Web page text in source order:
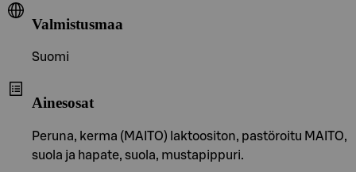
Valmistusmaa
Suomi
Ainesosat
Peruna, kerma (MAITO) laktoositon, pastöroitu MAITO,
suola ja hapate, suola, mustapippuri.